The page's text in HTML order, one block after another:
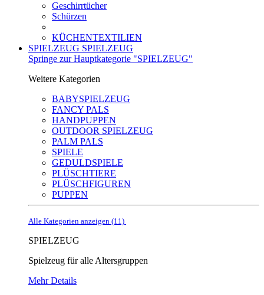
Geschirrtücher
Schürzen
KÜCHENTEXTILIEN
SPIELZEUG SPIELZEUG
Springe zur Hauptkategorie "SPIELZEUG"
Weitere Kategorien
BABYSPIELZEUG
FANCY PALS
HANDPUPPEN
OUTDOOR SPIELZEUG
PALM PALS
SPIELE
GEDULDSPIELE
PLÜSCHTIERE
PLÜSCHFIGUREN
PUPPEN
Alle Kategorien anzeigen (11)
SPIELZEUG
Spielzeug für alle Altersgruppen
Mehr Details